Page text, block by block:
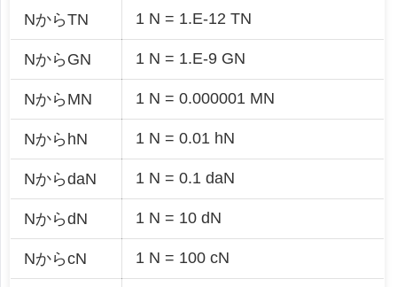
NからTN 1 N = 1.E-12 TN
NからGN 1 N = 1.E-9 GN
NからMN 1 N = 0.000001 MN
NからhN 1 N = 0.01 hN
NからdaN 1 N = 0.1 daN
NからdN 1 N = 10 dN
NからcN 1 N = 100 cN